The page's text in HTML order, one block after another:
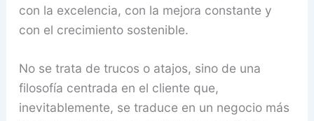
con la excelencia, con la mejora constante y
con el crecimiento sostenible.
No se trata de trucos o atajos, sino de una
filosofía centrada en el cliente que,
inevitablemente, se traduce en un negocio más